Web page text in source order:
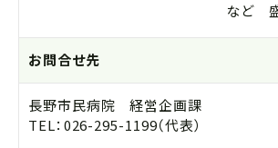
など 盛
お問合せ先
長野市民病院 経営企画課
TEL： 026-295-1199（代表）